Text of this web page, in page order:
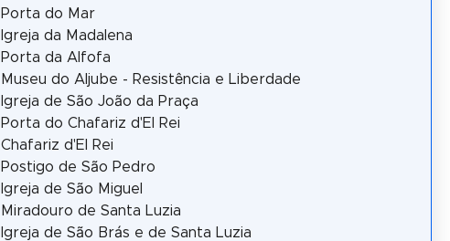
Porta do Mar
Igreja da Madalena
Porta da Alfofa
Museu do Aljube - Resistência e Liberdade
Igreja de São João da Praça
Porta do Chafariz d'El Rei
Chafariz d'El Rei
Postigo de São Pedro
Igreja de São Miguel
Miradouro de Santa Luzia
Igreja de São Brás e de Santa Luzia